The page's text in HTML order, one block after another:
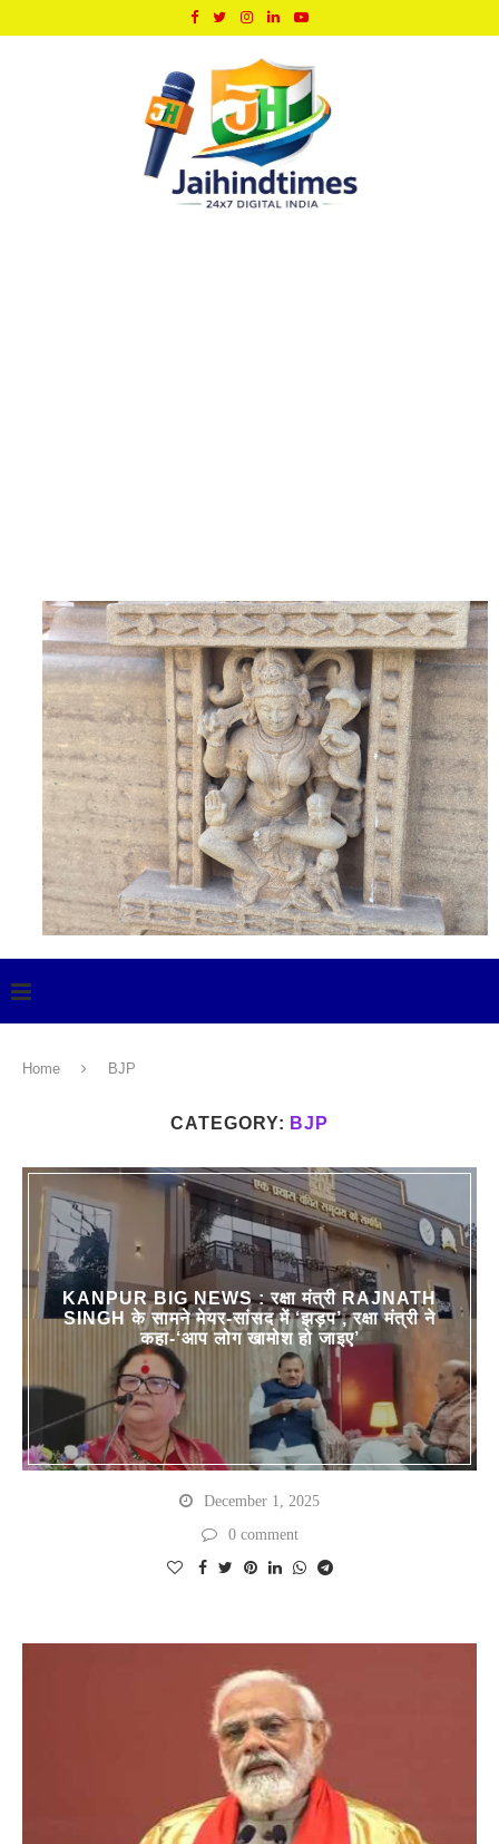
Home BJP
CATEGORY: BJP
KANPUR BIG NEWS : रक्षा मंत्री RAJNATH
SINGH के सामने मेयर-सांसद में ‘झड़प’, रक्षा मंत्री ने
कहा-‘आप लोग खामोश हो जाइए’
December 1, 2025
0 comment